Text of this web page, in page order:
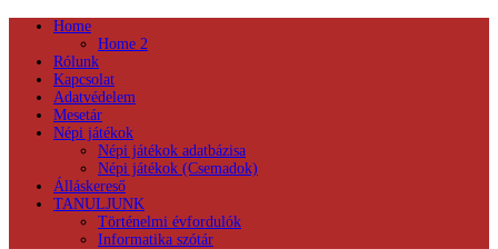
Home
Home 2
Rólunk
Kapcsolat
Adatvédelem
Mesetár
Népi játékok
Népi játékok adatbázisa
Népi játékok (Csemadok)
Álláskereső
TANULJUNK
Történelmi évfordulók
Informatika szótár